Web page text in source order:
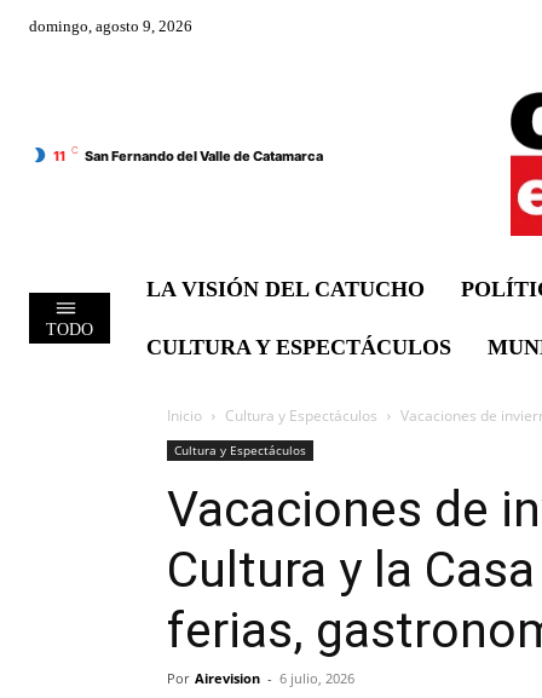
domingo, agosto 9, 2026
11 C San Fernando del Valle de Catamarca
TODO
LA VISIÓN DEL CATUCHO
CULTURA Y ESPECTÁCULOS
Inicio Cultura y Espectáculos Vacaciones de
Cultura y Espectáculos
Vacaciones de
Cultura y la
ferias,
Por Airevision - 6 julio, 2026